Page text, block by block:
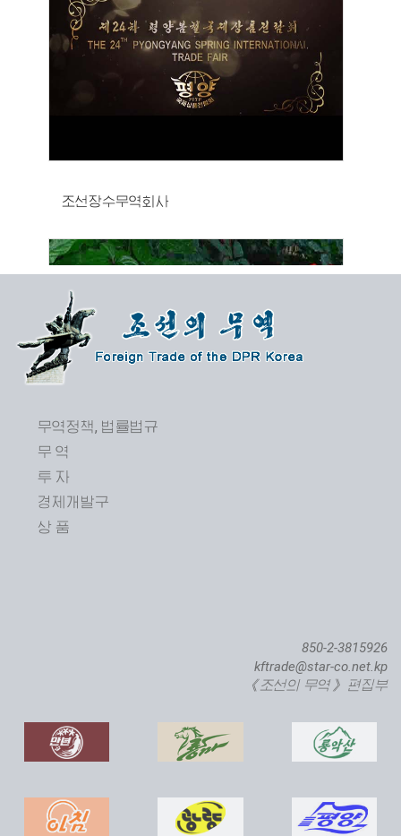
조선장수무역회사
제24차 평양봄철국제상품전람회 개막
직하대서양련어종어장 준공식 진행
무역정책, 법률법규
무 역
투 자
경제개발구
상 품
850-2-3815926
kftrade@star-co.net.kp
《조선의 무역》 편집부